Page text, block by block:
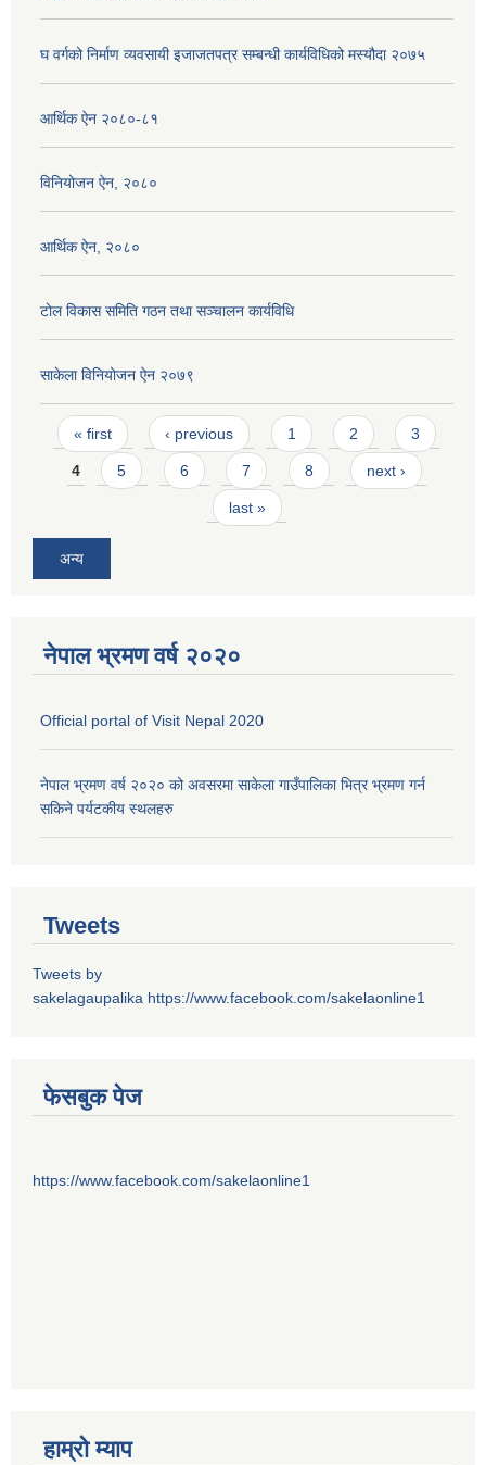
घ वर्गको निर्माण व्यवसायी इजाजतपत्र सम्बन्धी कार्यविधिको मस्यौदा २०७५
आर्थिक ऐन २०८०-८१
विनियोजन ऐन, २०८०
आर्थिक ऐन, २०८०
टोल विकास समिति गठन तथा सञ्चालन कार्यविधि
साकेला विनियोजन ऐन २०७९
Pages
« first ‹ previous 1 2 3
4 5 6 7 8 next ›
last »
अन्य
नेपाल भ्रमण वर्ष २०२०
Official portal of Visit Nepal 2020
नेपाल भ्रमण वर्ष २०२० को अवसरमा साकेला गाउँपालिका भित्र भ्रमण गर्न
सकिने पर्यटकीय स्थलहरु
Tweets
Tweets by
sakelagaupalika https://www.facebook.com/sakelaonline1
फेसबुक पेज
https://www.facebook.com/sakelaonline1
हाम्राे म्याप